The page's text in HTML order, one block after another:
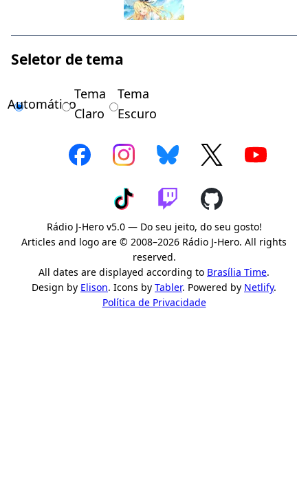
Seletor de tema
Automático
Tema
Claro
Tema
Escuro
Rádio J-Hero v5.0 — Do seu jeito, do seu gosto!
Articles and logo are © 2008–2026 Rádio J-Hero. All rights
reserved.
All dates are displayed according to Brasília Time.
Design by Elison. Icons by Tabler. Powered by Netlify.
Política de Privacidade